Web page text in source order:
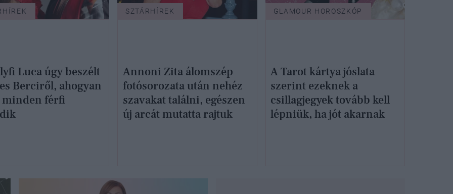
Luca úgy beszélt
Berciről, ahogyan
férfi
SZTÁRHÍREK
Annoni Zita álomszép
fotósorozata után nehéz
szavakat találni, egészen
új arcát mutatta rajtuk
GLAMOUR HOROSZKÓP
A Tarot kártya jóslata
szerint ezeknek a
csillagjegyek tovább kell
lépniük, ha jót akarnak